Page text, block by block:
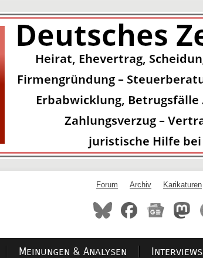
Forum Archiv Karikaturen
Meinungen & Analysen Interviews